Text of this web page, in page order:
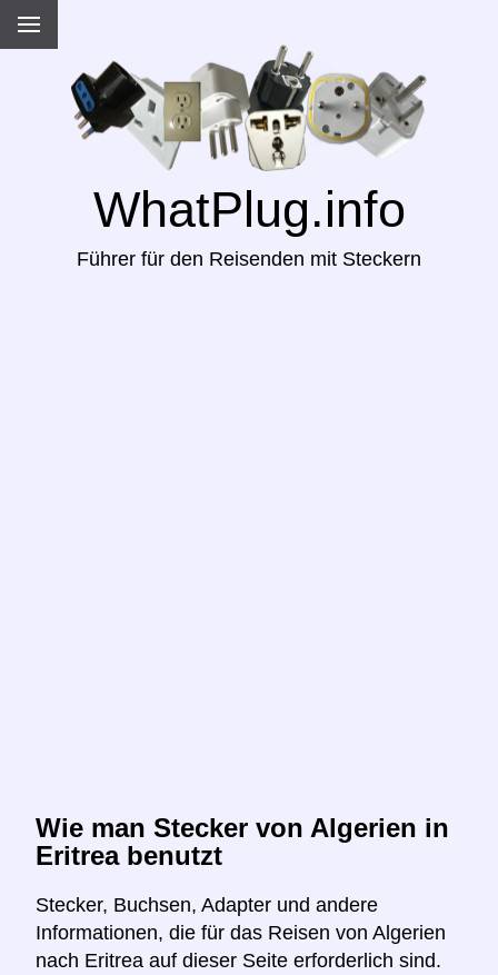
WhatPlug.info
Führer für den Reisenden mit Steckern
Wie man Stecker von Algerien in
Eritrea benutzt
Stecker, Buchsen, Adapter und andere
Informationen, die für das Reisen von Algerien
nach Eritrea auf dieser Seite erforderlich sind.